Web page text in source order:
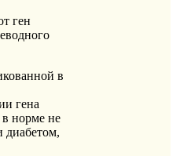
ген
в
гена
норме не